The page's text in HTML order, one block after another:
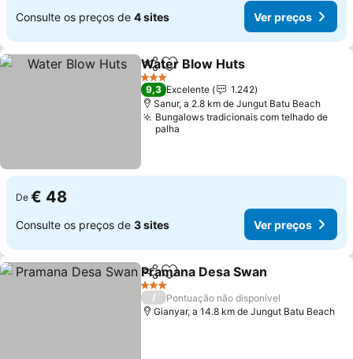
Consulte os preços de 4 sites Ver preços
PartilharAdicionar aos favoritos
Water Blow Huts
3 Estrelas
9,3 Excelente
1.242
Sanur, a 2.8 km de Jungut Batu Beach
Bungalows tradicionais com telhado de
palha
De € 48
Consulte os preços de 3 sites Ver preços
PartilharAdicionar aos favoritos
Pramana Desa Swan
3 Estrelas
/
Pontuação não disponível
Gianyar, a 14.8 km de Jungut Batu Beach